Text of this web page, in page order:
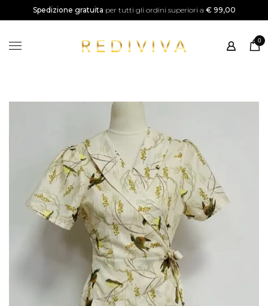
Spedizione gratuita per tutti gli ordini superiori a € 99,00
0
SALDI
Shop